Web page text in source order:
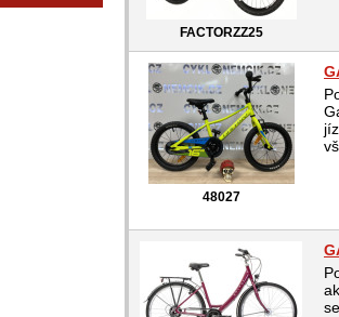
FACTORZZ25
48027